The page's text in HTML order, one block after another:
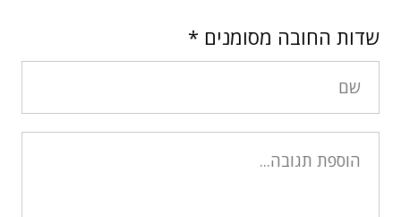
שדות החובה מסומנים *